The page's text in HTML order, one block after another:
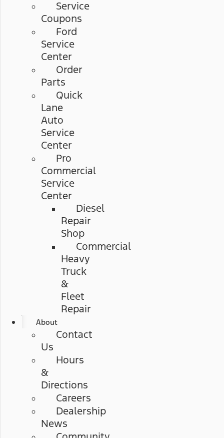
Service
Coupons
Ford
Service
Center
Order
Parts
Quick
Lane
Auto
Service
Center
Pro
Commercial
Service
Center
Diesel
Repair
Shop
Commercial
Heavy
Truck
&
Fleet
Repair
About
Contact
Us
Hours
&
Directions
Careers
Dealership
News